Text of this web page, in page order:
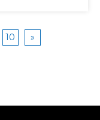
ζωής ενός
10 »